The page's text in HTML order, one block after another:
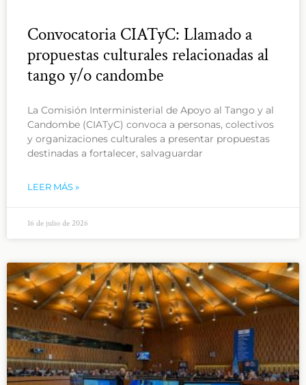
Convocatoria CIATyC: Llamado a
propuestas culturales relacionadas al
tango y/o candombe
La Comisión Interministerial de Apoyo al Tango y al
Candombe (CIATyC) convoca a personas, colectivos
y organizaciones culturales a presentar propuestas
destinadas a fortalecer, salvaguardar
LEER MÁS »
16 de julio de 2026